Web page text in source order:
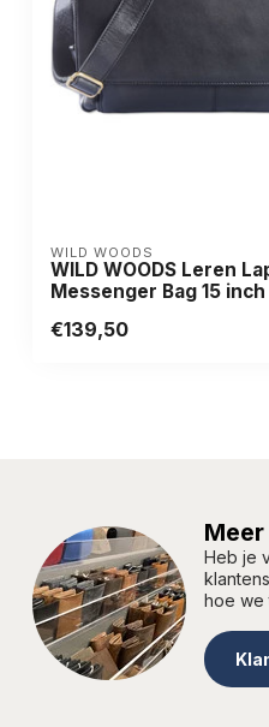
Opties:
WILD WOODS
WILD WOODS Leren
Messenger Bag 15
€139,50
Heb je
hoe we